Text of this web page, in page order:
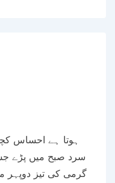
ہوتا ہے احساس
سرد صبح میں پڑے
گرمی کی تیز دوپہر